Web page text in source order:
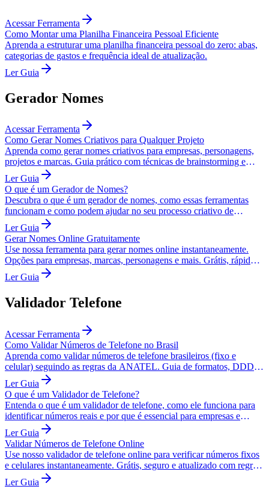
Acessar Ferramenta
Como Montar uma Planilha Financeira Pessoal Eficiente
Aprenda a estruturar uma planilha financeira pessoal do zero: abas,
categorias de gastos e frequência ideal de atualização.
Ler Guia
Gerador Nomes
Acessar Ferramenta
Como Gerar Nomes Criativos para Qualquer Projeto
Aprenda como gerar nomes criativos para empresas, personagens,
projetos e marcas. Guia prático com técnicas de brainstorming e
ferramentas úteis.
Ler Guia
O que é um Gerador de Nomes?
Descubra o que é um gerador de nomes, como essas ferramentas
funcionam e como podem ajudar no seu processo criativo de
naming.
Ler Guia
Gerar Nomes Online Gratuitamente
Use nossa ferramenta para gerar nomes online instantaneamente.
Opções para empresas, marcas, personagens e mais. Grátis, rápido e
ilimitado.
Ler Guia
Validador Telefone
Acessar Ferramenta
Como Validar Números de Telefone no Brasil
Aprenda como validar números de telefone brasileiros (fixo e
celular) seguindo as regras da ANATEL. Guia de formatos, DDDs e
validação Regex.
Ler Guia
O que é um Validador de Telefone?
Entenda o que é um validador de telefone, como ele funciona para
identificar números reais e por que é essencial para empresas e
Ler Guia
Validar Números de Telefone Online
Use nosso validador de telefone online para verificar números fixos
e celulares instantaneamente. Grátis, seguro e atualizado com regras
ANATEL.
Ler Guia